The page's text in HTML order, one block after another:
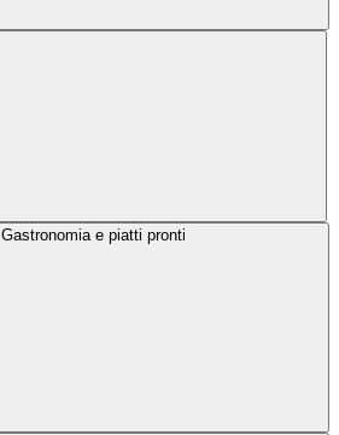
Gastronomia e piatti pronti